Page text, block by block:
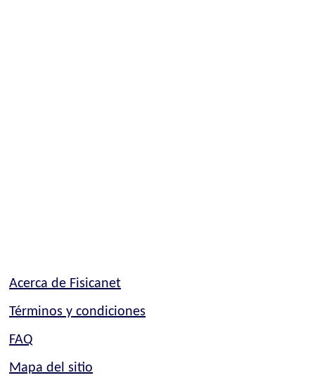
Acerca de Fisicanet
Términos y condiciones
FAQ
Mapa del sitio